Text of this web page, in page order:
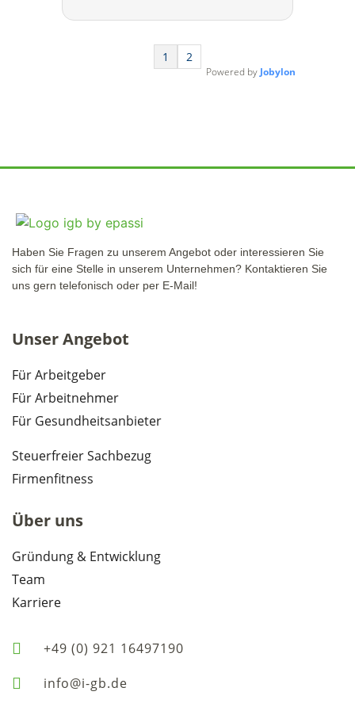
bieten wir Arbeitgebern wichtige
Bausteine für das betriebliche
Gesundheitsmanagement und
Employer Branding. Nicht zuletzt
1 2
Powered by Jobylon
Haben Sie Fragen zu unserem Angebot oder interessieren Sie
sich für eine Stelle in unserem Unternehmen? Kontaktieren Sie
uns gern telefonisch oder per E-Mail!
Unser Angebot
Für Arbeitgeber
Für Arbeitnehmer
Für Gesundheitsanbieter
Steuerfreier Sachbezug
Firmenfitness
Über uns
Gründung & Entwicklung
Team
Karriere
+49 (0) 921 16497190
info@i-gb.de